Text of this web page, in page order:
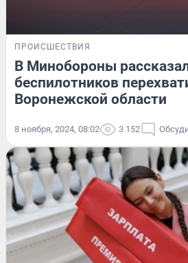
ПРОИСШЕСТВИЯ
В Минобороны
беспилотников
Воронежской области
8 ноября, 2024, 08:02 3 152